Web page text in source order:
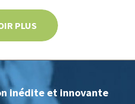
PLUS
inédite et innovante